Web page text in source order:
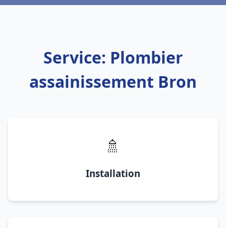
Service: Plombier
assainissement Bron
🚿
Installation